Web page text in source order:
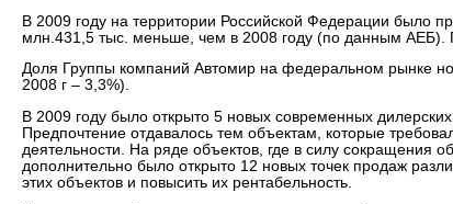
В 2009 году на территории Российской Федерации было
млн.431,5 тыс. меньше, чем в 2008 году (по данным АЕБ).
Доля Группы компаний Автомир на федеральном рынке
2008 г – 3,3%).
В 2009 году было открыто 5 новых современных
Предпочтение отдавалось тем объектам, которые
деятельности. На ряде объектов, где в силу сокращения
дополнительно было открыто 12 новых точек продаж
этих объектов и повысить их рентабельность.